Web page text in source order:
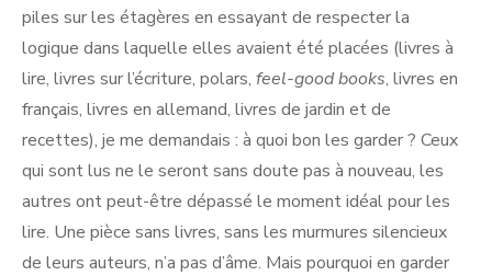
piles sur les étagères en essayant de respecter la
logique dans laquelle elles avaient été placées (livres à
lire, livres sur l’écriture, polars, feel-good books, livres en
français, livres en allemand, livres de jardin et de
recettes), je me demandais : à quoi bon les garder ? Ceux
qui sont lus ne le seront sans doute pas à nouveau, les
autres ont peut-être dépassé le moment idéal pour les
lire. Une pièce sans livres, sans les murmures silencieux
de leurs auteurs, n’a pas d’âme. Mais pourquoi en garder